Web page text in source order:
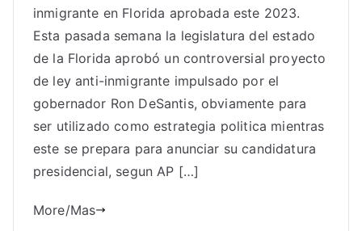
inmigrante en Florida aprobada este 2023.
Esta pasada semana la legislatura del estado
de la Florida aprobó un controversial proyecto
de ley anti-inmigrante impulsado por el
gobernador Ron DeSantis, obviamente para
ser utilizado como estrategia politica mientras
este se prepara para anunciar su candidatura
presidencial, segun AP […]
More/Mas